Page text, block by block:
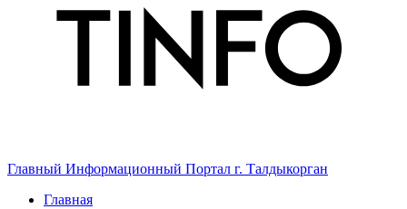
Главный Информационный Портал г. Талдыкорган
Главная